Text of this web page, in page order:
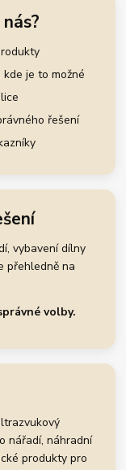
je to možné
řešení
vybavení dílny
přehledně na
volby.
nářadí, náhradní
produkty pro